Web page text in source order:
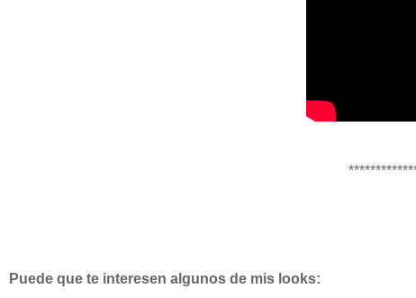
Puede que te interesen algunos de mis looks: